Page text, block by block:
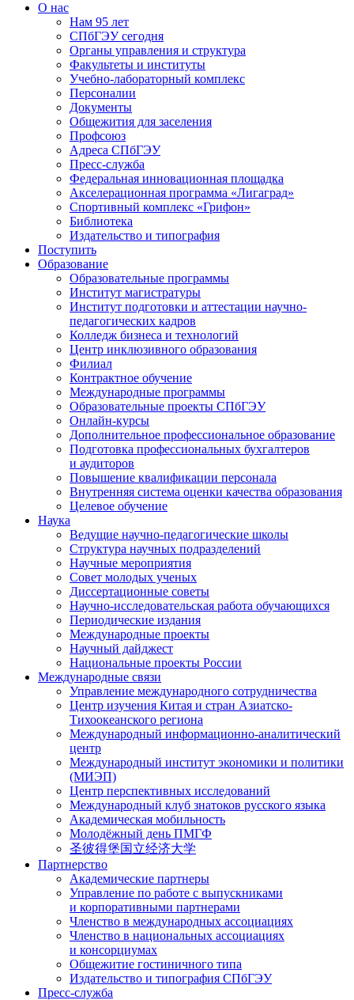
О нас
Нам 95 лет
СПбГЭУ сегодня
Органы управления и структура
Факультеты и институты
Учебно-лабораторный комплекс
Персоналии
Документы
Общежития для заселения
Профсоюз
Адреса СПбГЭУ
Пресс-служба
Федеральная инновационная площадка
Акселерационная программа «Лигаград»­­
Спортивный комплекс «Грифон»
Библиотека
Издательство и типография
Поступить
Образование
Образовательные программы
Институт магистратуры
Институт подготовки и аттестации научно-
педагогических кадров
Колледж бизнеса и технологий
Центр инклюзивного образования
Филиал
Контрактное обучение
Международные программы
Образовательные проекты СПбГЭУ
Онлайн-курсы
Дополнительное профессиональное образование
Подготовка профессиональных бухгалтеров
и аудиторов
Повышение квалификации персонала
Внутренняя система оценки качества образования
Целевое обучение
Наука
Ведущие научно-педагогические школы
Структура научных подразделений
Научные мероприятия
Совет молодых ученых
Диссертационные советы
Научно-исследовательская работа обучающихся
Периодические издания
Международные проекты
Научный дайджест
Национальные проекты России
Международные связи
Управление международного сотрудничества
Центр изучения Китая и стран Азиатско-
Тихоокеанского региона
Международный информационно-аналитический
центр
Международный институт экономики и политики
(МИЭП)
Центр перспективных исследований
Международный клуб знатоков русского языка
Академическая мобильность
Молодёжный день ПМГФ
圣彼得堡国立经济大学
Партнерство
Академические партнеры
Управление по работе с выпускниками
и корпоративными партнерами
Членство в международных ассоциациях
Членство в национальных ассоциациях
и консорциумах
Общежитие гостиничного типа
Издательство и типография СПбГЭУ
Пресс-служба